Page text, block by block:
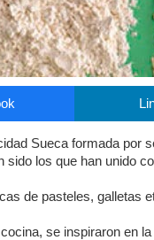
Sueca formada por
los que han unido
de pasteles, galletas
se inspiraron en